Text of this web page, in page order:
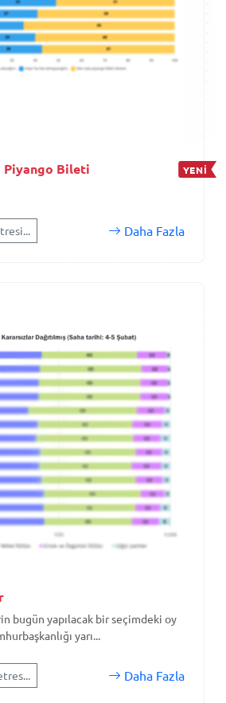
Piyango Bileti YENİ
Daha Fazla
bugün yapılacak bir seçimdeki oy
yarı...
Daha Fazla